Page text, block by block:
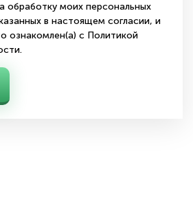
обработку моих персональных
в настоящем согласии, и
ознакомлен(а) с Политикой
.